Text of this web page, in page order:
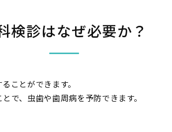
検診はなぜ必要か？
ことができます。
で、虫歯や歯周病を予防できます。